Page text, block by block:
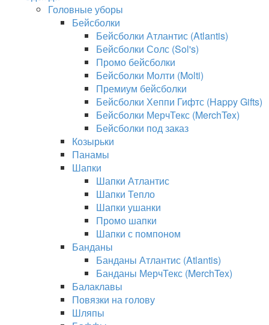
Головные уборы
Бейсболки
Бейсболки Атлантис (Atlantis)
Бейсболки Солс (Sol's)
Промо бейсболки
Бейсболки Молти (Molti)
Премиум бейсболки
Бейсболки Хеппи Гифтс (Happy Gifts)
Бейсболки МерчТекс (MerchTex)
Бейсболки под заказ
Козырьки
Панамы
Шапки
Шапки Атлантис
Шапки Тепло
Шапки ушанки
Промо шапки
Шапки с помпоном
Банданы
Банданы Атлантис (Atlantis)
Банданы МерчТекс (MerchTex)
Балаклавы
Повязки на голову
Шляпы